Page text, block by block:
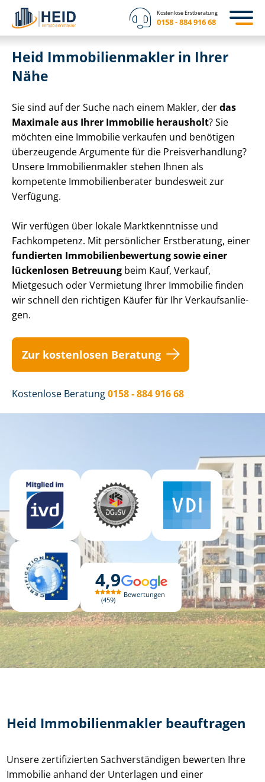
Kostenlose Erstberatung
0158 - 884 916 68
Heid Im­mo­bi­li­en­mak­ler in Ihrer
Nähe
Sie sind auf der Suche nach einem Makler, derdas
Maximale aus Ihrer Immobilie herausholt? Sie
möchten eine Immobilie verkaufen und benötigen
überzeugende Argumente für die Preis­ver­hand­lung?
Unsere Im­mo­bi­li­en­mak­ler stehen Ihnen als
kompetente Im­mo­bi­li­en­be­ra­ter bundesweit zur
Verfügung.
Wir verfügen über lokale Marktkenntnisse und
Fachkompetenz. Mit persönlicher Erstberatung, einer
fundierten Im­mo­bi­li­en­be­wer­tung sowie einer
lückenlosen Betreuung beim Kauf, Verkauf,
Mietgesuch oder Vermietung Ihrer Immobilie finden
wir schnell den richtigen Käufer für Ihr Ver­kaufs­an­lie­
gen.
Zur kostenlosen Beratung
Kostenlose Beratung0158 - 884 916 68
4,9
459
Bewertungen
Heid Im­mo­bi­li­en­mak­ler beauftragen
Unsere zertifizierten Sach­ver­stän­di­gen bewerten Ihre
Immobilie anhand der Unterlagen und einer